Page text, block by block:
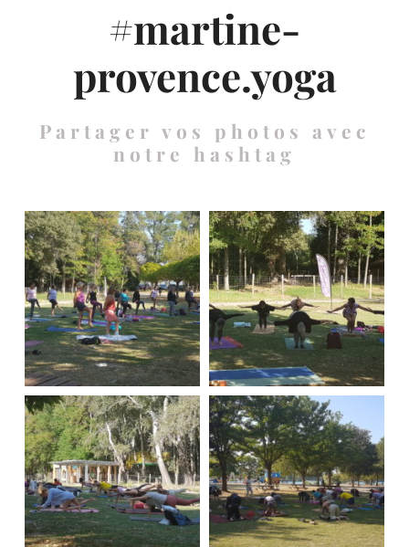
#martine-
provence.yoga
Partager vos photos avec
notre hashtag